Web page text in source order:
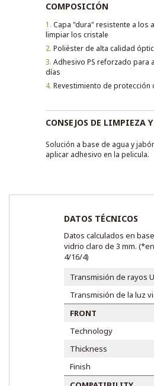
COMPOSICIÓN
1. Capa "dura" resistente a los
limpiar los cristale
2. Poliéster de alta calidad
3. Adhesivo PS reforzado para
días
4. Revestimiento de
CONSEJOS DE LIMPIEZA
Solución a base de agua y
aplicar adhesivo en la pelicula.
DATOS TÉCNICOS
Datos calculados en
vidrio claro de 3 mm.
4/16/4)
Transmisión de rayos
Transmisión de la luz
FRONT
Technology
Thickness
Finish